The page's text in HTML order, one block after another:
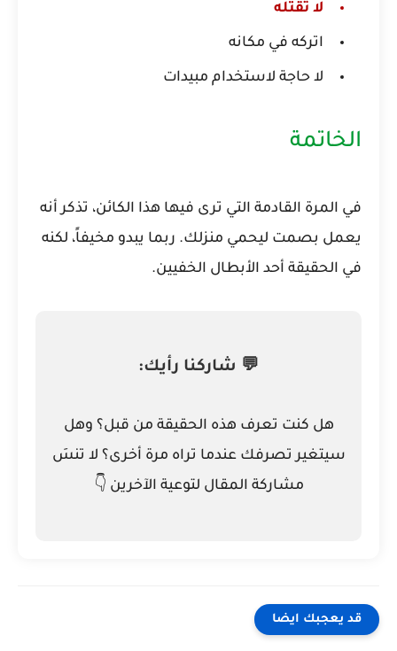
لا تقتله
اتركه في مكانه
لا حاجة لاستخدام مبيدات
الخاتمة
في المرة القادمة التي ترى فيها هذا الكائن، تذكر أنه
يعمل بصمت ليحمي منزلك. ربما يبدو مخيفاً، لكنه
في الحقيقة أحد الأبطال الخفيين.
💬 شاركنا رأيك:
هل كنت تعرف هذه الحقيقة من قبل؟ وهل
سيتغير تصرفك عندما تراه مرة أخرى؟ لا تنسَ
مشاركة المقال لتوعية الآخرين 👇
قد يعجبك ايضا